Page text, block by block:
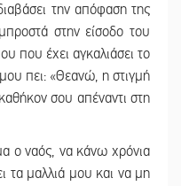
την απόφαση της
στην είσοδο του
που έχει αγκαλιάσει το
πει: «Θεανώ, η στιγμή
σου απέναντι στη
ο ναός, να κάνω χρόνια
τα μαλλιά μου και να μη